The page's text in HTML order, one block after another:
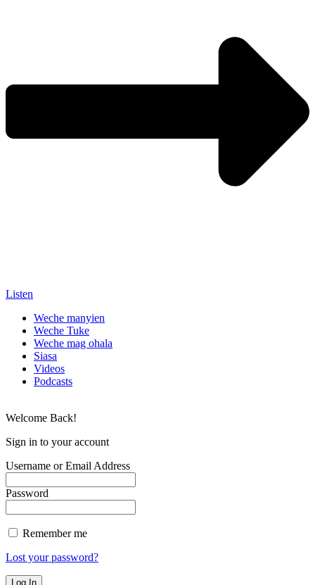
Listen
Weche manyien
Weche Tuke
Weche mag ohala
Siasa
Videos
Podcasts
Welcome Back!
Sign in to your account
Username or Email Address
Password
Remember me
Lost your password?